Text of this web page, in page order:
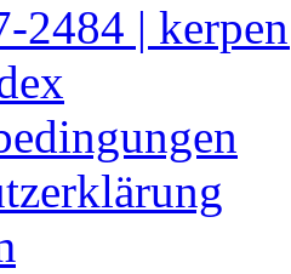
2484 |